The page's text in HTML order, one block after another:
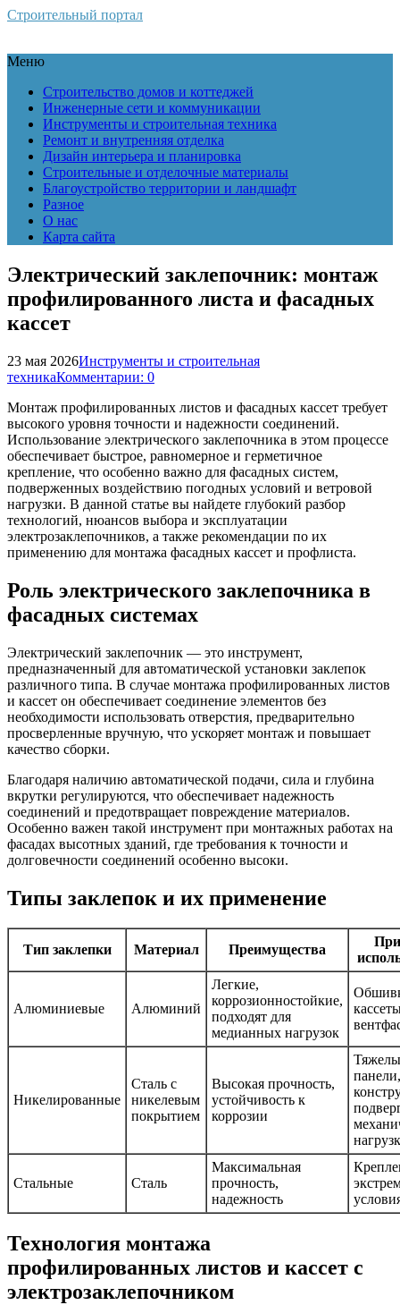
Строительный портал
Меню
Строительство домов и коттеджей
Инженерные сети и коммуникации
Инструменты и строительная техника
Ремонт и внутренняя отделка
Дизайн интерьера и планировка
Строительные и отделочные материалы
Благоустройство территории и ландшафт
Разное
О нас
Карта сайта
Электрический заклепочник: монтаж
профилированного листа и фасадных
кассет
23 мая 2026Инструменты и строительная
техникаКомментарии: 0
Монтаж профилированных листов и фасадных кассет требует
высокого уровня точности и надежности соединений.
Использование электрического заклепочника в этом процессе
обеспечивает быстрое, равномерное и герметичное
крепление, что особенно важно для фасадных систем,
подверженных воздействию погодных условий и ветровой
нагрузки. В данной статье вы найдете глубокий разбор
технологий, нюансов выбора и эксплуатации
электрозаклепочников, а также рекомендации по их
применению для монтажа фасадных кассет и профлиста.
Роль электрического заклепочника в
фасадных системах
Электрический заклепочник — это инструмент,
предназначенный для автоматической установки заклепок
различного типа. В случае монтажа профилированных листов
и кассет он обеспечивает соединение элементов без
необходимости использовать отверстия, предварительно
просверленные вручную, что ускоряет монтаж и повышает
качество сборки.
Благодаря наличию автоматической подачи, сила и глубина
вкрутки регулируются, что обеспечивает надежность
соединений и предотвращает повреждение материалов.
Особенно важен такой инструмент при монтажных работах на
фасадах высотных зданий, где требования к точности и
долговечности соединений особенно высоки.
Типы заклепок и их применение
Тип заклепки Материал Преимущества
Алюминиевые Алюминий
Легкие,
коррозионностойкие,
подходят для
медианных нагрузок
Никелированные
Сталь с
никелевым
покрытием
Высокая прочность,
устойчивость к
коррозии
панели,
Стальные Сталь
Максимальная
прочность,
надежность
Технология монтажа
профилированных листов и кассет с
электрозаклепочником